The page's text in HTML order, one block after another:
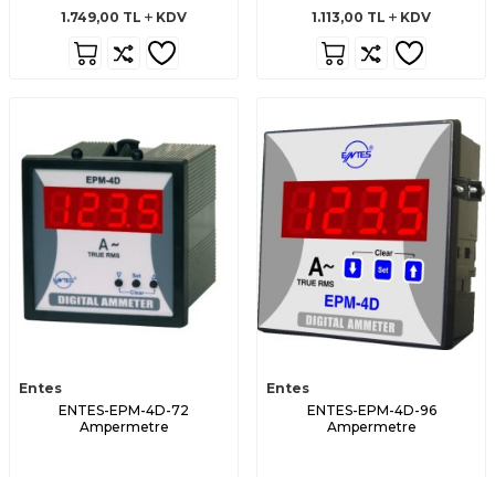
1.749,00 TL KDV 1.113,00 TL KDV
Entes
ENTES-EPM-4D-72
Ampermetre
Entes
ENTES-EPM-4D-96
Ampermetre